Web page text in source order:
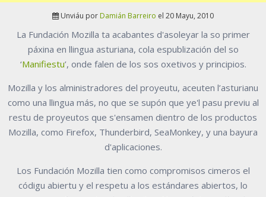
Unviáu por Damián Barreiro el 20 Mayu, 2010
La Fundación Mozilla ta acabantes d'asoleyar la so primer
páxina en llingua asturiana, cola espublización del so
‘Manifiestu’, onde falen de los sos oxetivos y principios.
Mozilla y los alministradores del proyeutu, aceuten l’asturianu
como una llingua más, no que se supón que ye'l pasu previu al
restu de proyeutos que s'ensamen dientro de los productos
Mozilla, como Firefox, Thunderbird, SeaMonkey, y una bayura
d'aplicaciones.
Los Fundación Mozilla tien como compromisos cimeros el
códigu abiertu y el respetu a los estándares abiertos, lo